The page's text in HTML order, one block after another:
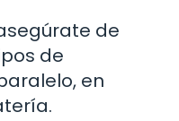
de
de
en